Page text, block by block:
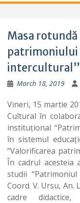
Masa
patrimoniului
intercultural”
March 18, 2019
Vineri, 15 martie
Cultural în
instituțional
în sistemul
“Valorificarea
În cadrul acesteia
studii
Coord. V. Ursu, An.
cadre